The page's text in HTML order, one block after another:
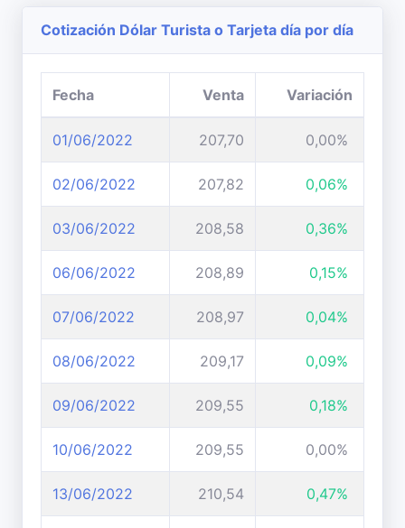
Cotización Dólar Turista o Tarjeta día por día
Fecha Venta Variación
01/06/2022 207,70 0,00%
02/06/2022 207,82 0,06%
03/06/2022 208,58 0,36%
06/06/2022 208,89 0,15%
07/06/2022 208,97 0,04%
08/06/2022 209,17 0,09%
09/06/2022 209,55 0,18%
10/06/2022 209,55 0,00%
13/06/2022 210,54 0,47%